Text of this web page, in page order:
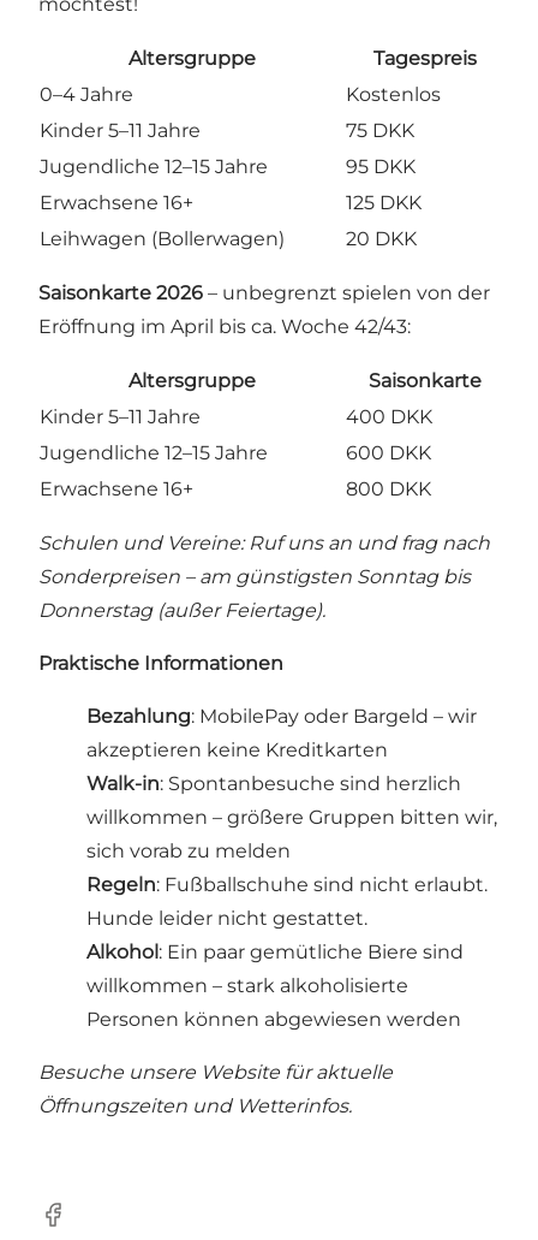
möchtest!
Altersgruppe
Tagespreis
0–4 Jahre
Kostenlos
Kinder 5–11 Jahre
75 DKK
Jugendliche 12–15 Jahre
95 DKK
Erwachsene 16+
125 DKK
Leihwagen (Bollerwagen)
20 DKK
Saisonkarte 2026 – unbegrenzt spielen von der
Eröffnung im April bis ca. Woche 42/43:
Altersgruppe
Saisonkarte
Kinder 5–11 Jahre
400 DKK
Jugendliche 12–15 Jahre
600 DKK
Erwachsene 16+
800 DKK
Schulen und Vereine: Ruf uns an und frag nach
Sonderpreisen – am günstigsten Sonntag bis
Donnerstag (außer Feiertage).
Praktische Informationen
Bezahlung: MobilePay oder Bargeld – wir
akzeptieren keine Kreditkarten
Walk-in: Spontanbesuche sind herzlich
willkommen – größere Gruppen bitten wir,
sich vorab zu melden
Regeln: Fußballschuhe sind nicht erlaubt.
Hunde leider nicht gestattet.
Alkohol : Ein paar gemütliche Biere sind
willkommen – stark alkoholisierte
Personen können abgewiesen werden
Besuche unsere Website für aktuelle
Öffnungszeiten und Wetterinfos.
Facebook